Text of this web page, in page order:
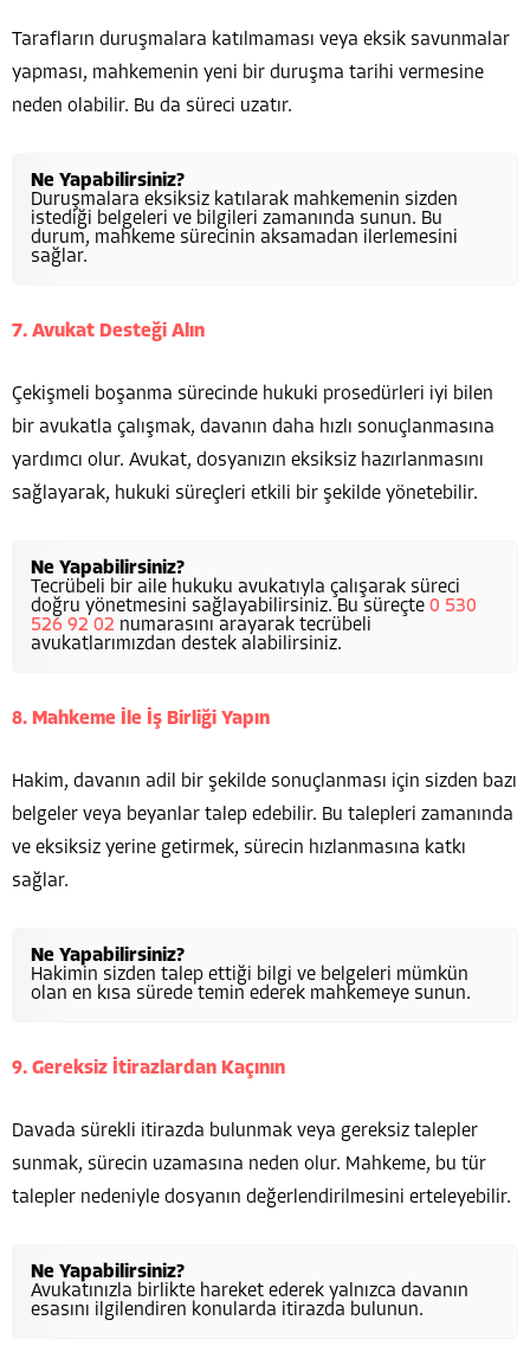
Tarafların duruşmalara katılmaması veya eksik savunmalar
yapması, mahkemenin yeni bir duruşma tarihi vermesine
neden olabilir. Bu da süreci uzatır.
Ne Yapabilirsiniz?
Duruşmalara eksiksiz katılarak mahkemenin sizden
istediği belgeleri ve bilgileri zamanında sunun. Bu
durum, mahkeme sürecinin aksamadan ilerlemesini
sağlar.
7. Avukat Desteği Alın
Çekişmeli boşanma sürecinde hukuki prosedürleri iyi bilen
bir avukatla çalışmak, davanın daha hızlı sonuçlanmasına
yardımcı olur. Avukat, dosyanızın eksiksiz hazırlanmasını
sağlayarak, hukuki süreçleri etkili bir şekilde yönetebilir.
Ne Yapabilirsiniz?
Tecrübeli bir aile hukuku avukatıyla çalışarak süreci
doğru yönetmesini sağlayabilirsiniz. Bu süreçte 0 530
526 92 02 numarasını arayarak tecrübeli
avukatlarımızdan destek alabilirsiniz.
8. Mahkeme İle İş Birliği Yapın
Hakim, davanın adil bir şekilde sonuçlanması için sizden bazı
belgeler veya beyanlar talep edebilir. Bu talepleri zamanında
ve eksiksiz yerine getirmek, sürecin hızlanmasına katkı
sağlar.
Ne Yapabilirsiniz?
Hakimin sizden talep ettiği bilgi ve belgeleri mümkün
olan en kısa sürede temin ederek mahkemeye sunun.
9. Gereksiz İtirazlardan Kaçının
Davada sürekli itirazda bulunmak veya gereksiz talepler
sunmak, sürecin uzamasına neden olur. Mahkeme, bu tür
talepler nedeniyle dosyanın değerlendirilmesini erteleyebilir.
Ne Yapabilirsiniz?
Avukatınızla birlikte hareket ederek yalnızca davanın
esasını ilgilendiren konularda itirazda bulunun.